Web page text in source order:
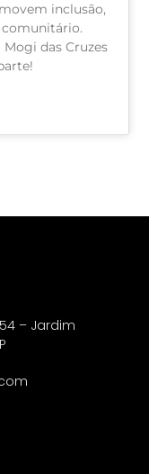
inclusão,
das Cruzes
– Jardim